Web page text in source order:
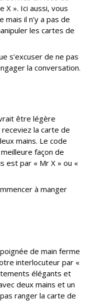
X ». Ici aussi, vous
il n’y a pas de
les cartes de
s’excuser de ne pas
la conversation.
être légère
la carte de
mains. Le code
façon de
est par « Mr X » ou «
à manger
de main ferme
interlocuteur par «
élégants et
deux mains et un
ranger la carte de